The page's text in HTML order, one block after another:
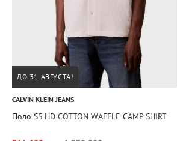
ДО 31 АВГУСТА!
CALVIN KLEIN JEANS
Поло SS HD COTTON WAFFLE CAMP SHIRT